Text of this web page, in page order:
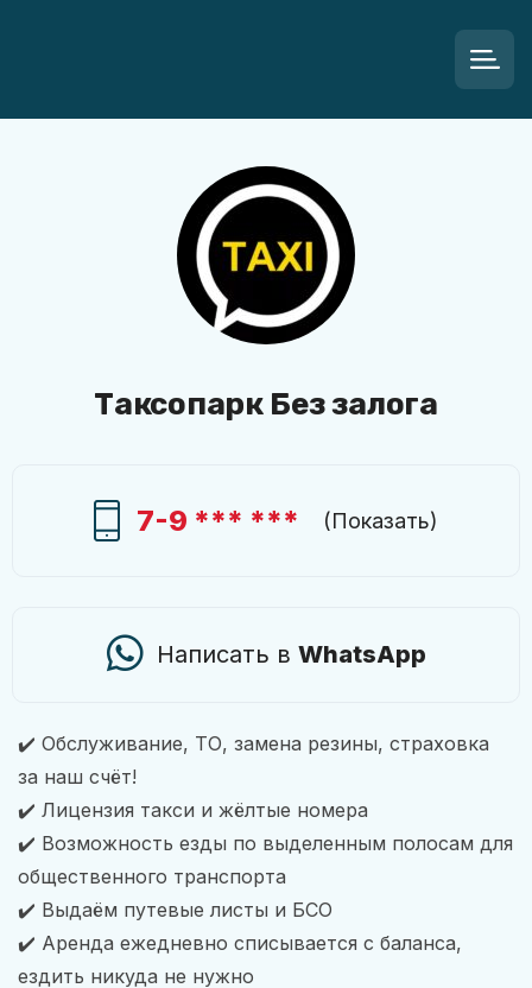
Таксопарк Без залога
7-9 *** *** (Показать)
Написать в WhatsApp
✔️ Обслуживание, ТО, замена резины, страховка
за наш счёт!
✔️ Лицензия такси и жёлтые номера
✔️ Возможность езды по выделенным полосам для
общественного транспорта
✔️ Выдаём путевые листы и БСО
✔️ Аренда ежедневно списывается с баланса,
ездить никуда не нужно